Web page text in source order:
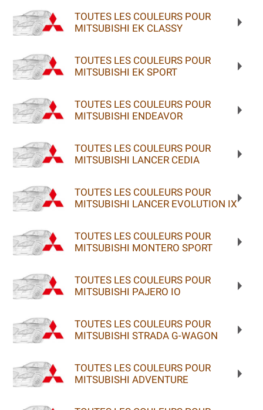
TOUTES LES COULEURS POUR
MITSUBISHI EK CLASSY
TOUTES LES COULEURS POUR
MITSUBISHI EK SPORT
TOUTES LES COULEURS POUR
MITSUBISHI ENDEAVOR
TOUTES LES COULEURS POUR
MITSUBISHI LANCER CEDIA
TOUTES LES COULEURS POUR
MITSUBISHI LANCER EVOLUTION IX
TOUTES LES COULEURS POUR
MITSUBISHI MONTERO SPORT
TOUTES LES COULEURS POUR
MITSUBISHI PAJERO IO
TOUTES LES COULEURS POUR
MITSUBISHI STRADA G-WAGON
TOUTES LES COULEURS POUR
MITSUBISHI ADVENTURE